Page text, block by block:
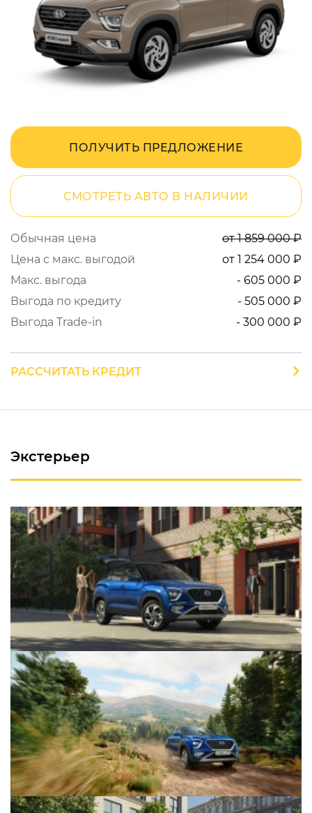
ПОЛУЧИТЬ ПРЕДЛОЖЕНИЕ
СМОТРЕТЬ АВТО В НАЛИЧИИ
Обычная цена
от 1 859 000 ₽
Цена с макс. выгодой
от 1 254 000 ₽
Макс. выгода
- 605 000 ₽
Выгода по кредиту
- 505 000 ₽
Выгода Trade-in
- 300 000 ₽
РАССЧИТАТЬ КРЕДИТ
Экстерьер